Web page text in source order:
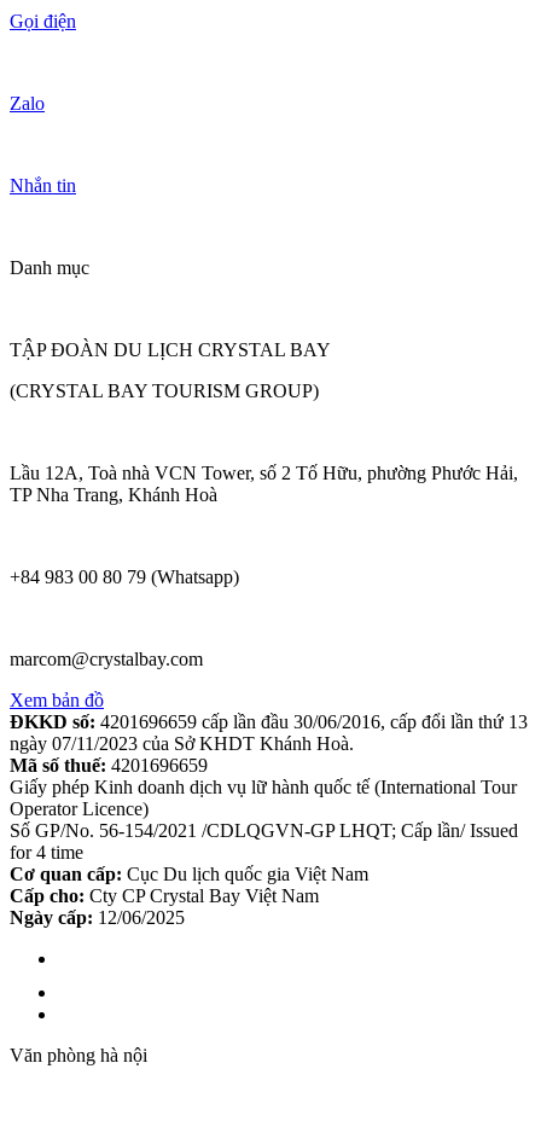
Gọi điện
Zalo
Nhắn tin
Danh mục
TẬP ĐOÀN DU LỊCH CRYSTAL BAY
(CRYSTAL BAY TOURISM GROUP)
Lầu 12A, Toà nhà VCN Tower, số 2 Tố Hữu, phường Phước Hải,
TP Nha Trang, Khánh Hoà
+84 983 00 80 79 (Whatsapp)
marcom@crystalbay.com
Xem bản đồ
ĐKKD số: 4201696659 cấp lần đầu 30/06/2016, cấp đổi lần thứ 13
ngày 07/11/2023 của Sở KHDT Khánh Hoà.
Mã số thuế: 4201696659
Giấy phép Kinh doanh dịch vụ lữ hành quốc tế (International Tour
Operator Licence)
Số GP/No. 56-154/2021 /CDLQGVN-GP LHQT; Cấp lần/ Issued
for 4 time
Cơ quan cấp: Cục Du lịch quốc gia Việt Nam
Cấp cho: Cty CP Crystal Bay Việt Nam
Ngày cấp: 12/06/2025
Văn phòng hà nội